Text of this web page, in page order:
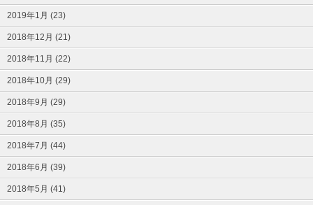
2019年1月 (23)
2018年12月 (21)
2018年11月 (22)
2018年10月 (29)
2018年9月 (29)
2018年8月 (35)
2018年7月 (44)
2018年6月 (39)
2018年5月 (41)